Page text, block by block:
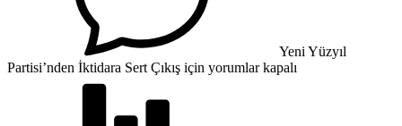
Yeni Yüzyıl
Partisi’nden İktidara Sert Çıkış için yorumlar kapalı